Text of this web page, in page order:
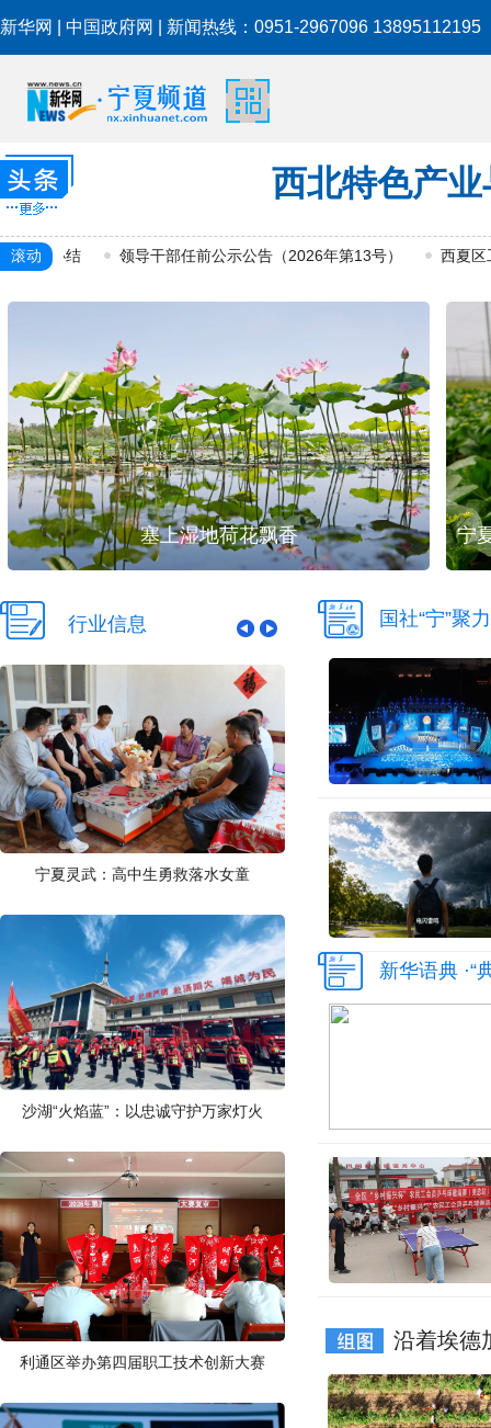
新华网 中国政府网 | 新闻热线：0951-2967096 13895112195
西北特色产
国能宁夏
宁夏《全
滚动
准办结 领导干部任前公示公告（2026年第13号） 西夏区工
塞上湿地荷花飘香 宁
行业信息
宁夏灵武：高中生勇救落水女童
沙湖“火焰蓝”：以忠诚守护万家灯火
利通区举办第四届职工技术创新大赛
国社“宁”聚力
新华语典 ·“
沿着埃德